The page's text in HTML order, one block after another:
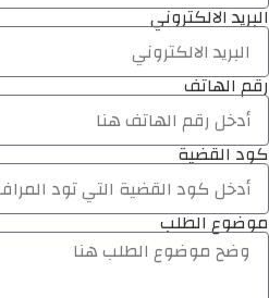
البريد الالكتروني
رقم الهاتف
كود القضية
موضوع الطلب